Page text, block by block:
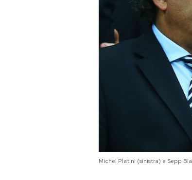
Michel Platini (sinistra) e Sepp